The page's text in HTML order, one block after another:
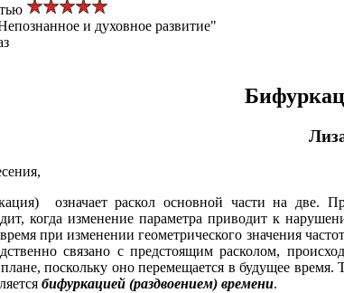
и духовное развитие"
означает раскол основной части на две.
когда изменение параметра приводит к
при изменении геометрического значения
связано с предстоящим расколом,
поскольку оно перемещается в будущее
бифуркацией (раздвоением) времени.